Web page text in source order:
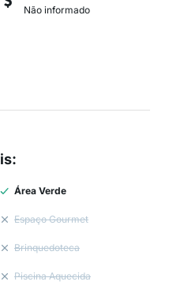
Não informado
:
Área Verde
Espaço Gourmet
Brinquedoteca
Piscina Aquecida